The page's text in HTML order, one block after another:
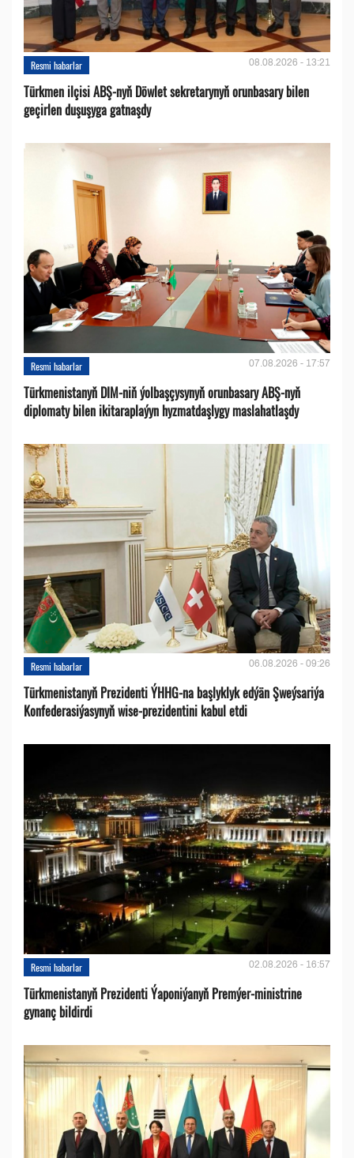
Resmi habarlar 08.08.2026 - 13:21
Türkmen ilçisi ABŞ-nyň Döwlet sekretarynyň orunbasary bilen
geçirlen duşuşyga gatnaşdy
Resmi habarlar 07.08.2026 - 17:57
Türkmenistanyň DIM-niň ýolbaşçysynyň orunbasary ABŞ-nyň
diplomaty bilen ikitaraplaýyn hyzmatdaşlygy maslahatlaşdy
Resmi habarlar 06.08.2026 - 09:26
Türkmenistanyň Prezidenti ÝHHG-na başlyklyk edýän Şweýsariýa
Konfederasiýasynyň wise-prezidentini kabul etdi
Resmi habarlar 02.08.2026 - 16:57
Türkmenistanyň Prezidenti Ýaponiýanyň Premýer-ministrine
gynanç bildirdi